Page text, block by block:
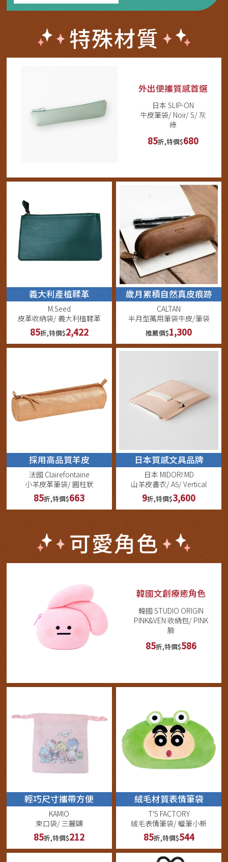
特殊材質
外出便攜質感首選
日本 SLIP-ON
牛皮筆袋/ Noir/ S/ 灰
綠
85折,特價$680
義大利產植鞣革
M.Seed
皮革收納袋/ 義大利植鞣革
85折,特價$2,422
歲月累積自然真皮痕跡
CALTAN
半月型萬用筆袋牛皮/筆袋
推薦價$1,300
採用高品質羊皮
法國 Clairefontaine
小羊皮革筆袋/ 圓柱狀
85折,特價$663
日本質感文具品牌
日本 MIDORI MD
山羊皮書衣/ A5/ Vertical
9折,特價$3,600
可愛角色
韓國文創療癒角色
韓國 STUDIO ORIGIN
PINK&VEN 收納包/ PINK
臉
85折,特價$586
輕巧尺寸攜帶方便
KAMIO
束口袋/ 三麗鷗
85折,特價$212
絨毛材質表情筆袋
T'S FACTORY
絨毛表情筆袋/ 蠟筆小新
85折,特價$544